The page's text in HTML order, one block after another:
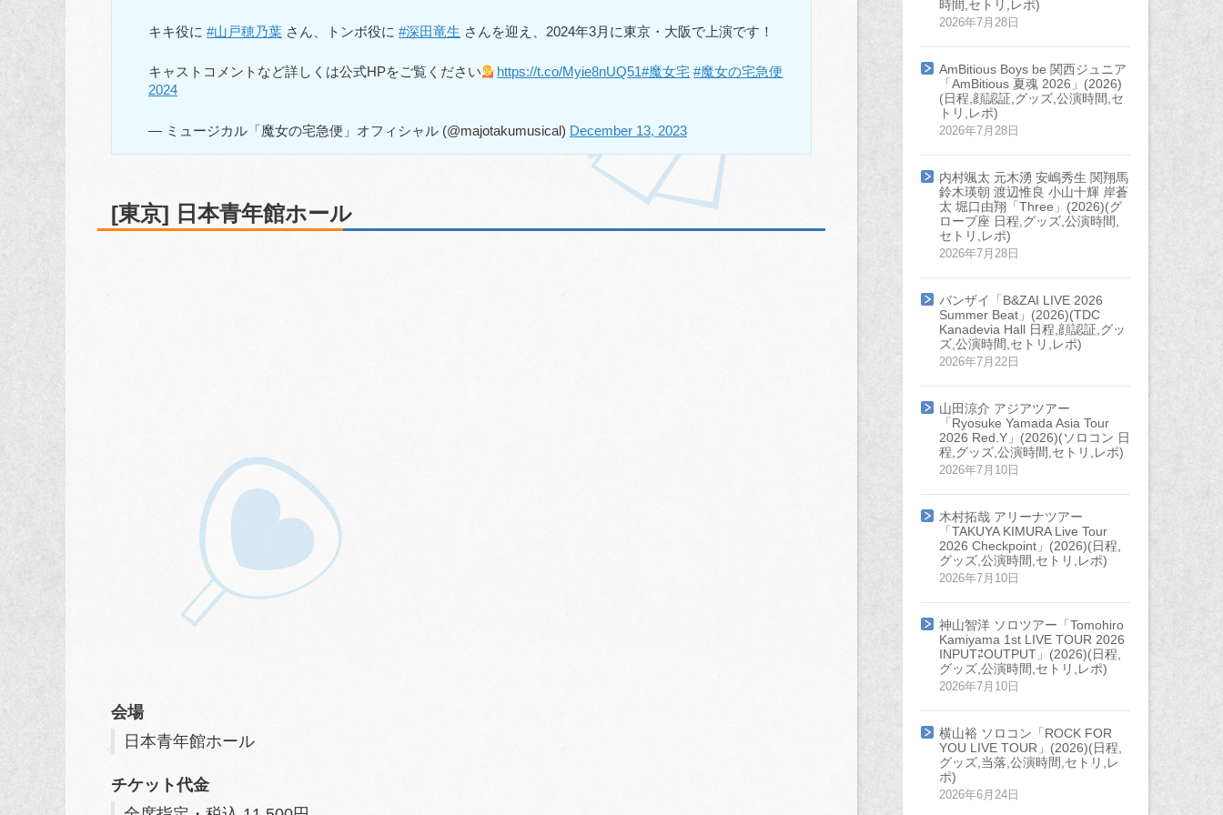
キキ役に #山戸穂乃葉 さん、トンボ役に #深田竜生 さんを迎え、2024年3月に東京・大阪で上演です！
キャストコメントなど詳しくは公式HPをご覧ください https://t.co/Myie8nUQ51#魔女宅 #魔女の宅急便
2024
— ミュージカル「魔女の宅急便」オフィシャル (@majotakumusical) December 13, 2023
[東京] 日本青年館ホール
会場
日本青年館ホール
チケット代金
時間,セトリ,レポ)
2026年7月28日
AmBitious Boys be 関西ジュニア
「AmBitious 夏魂 2026」(2026)
(日程,顔認証,グッズ,公演時間,セ
トリ,レポ)
2026年7月28日
内村颯太 元木湧 安嶋秀生 関翔馬
鈴木瑛朝 渡辺惟良 小山十輝 岸蒼
太 堀口由翔「Three」(2026)(グ
ローブ座 日程,グッズ,公演時間,
セトリ,レポ)
2026年7月28日
バンザイ「B&ZAI LIVE 2026
Summer Beat」(2026)(TDC
Kanadevia Hall 日程,顔認証,グッ
ズ,公演時間,セトリ,レポ)
2026年7月22日
山田涼介 アジアツアー
「Ryosuke Yamada Asia Tour
2026 Red.Y」(2026)(ソロコン 日
程,グッズ,公演時間,セトリ,レポ)
2026年7月10日
木村拓哉 アリーナツアー
「TAKUYA KIMURA Live Tour
2026 Checkpoint」(2026)(日程,
グッズ,公演時間,セトリ,レポ)
2026年7月10日
神山智洋 ソロツアー「Tomohiro
Kamiyama 1st LIVE TOUR 2026
INPUT⇄OUTPUT」(2026)(日程,
グッズ,公演時間,セトリ,レポ)
2026年7月10日
横山裕 ソロコン「ROCK FOR
YOU LIVE TOUR」(2026)(日程,
グッズ,当落,公演時間,セトリ,レ
ポ)
2026年6月24日